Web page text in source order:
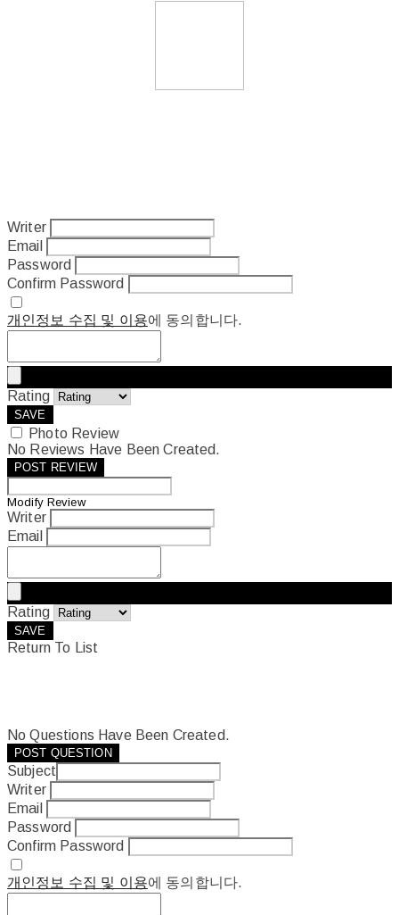
Writer
Email
Password
Confirm Password
개인정보 수집 및 이용에 동의합니다.
Rating
SAVE
Photo Review
No Reviews Have Been Created.
POST REVIEW
Modify Review
Writer
Email
Rating
SAVE
Return To List
No Questions Have Been Created.
POST QUESTION
Subject
Writer
Email
Password
Confirm Password
개인정보 수집 및 이용에 동의합니다.